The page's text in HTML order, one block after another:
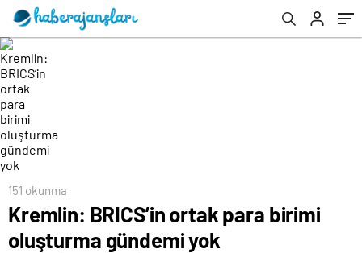
151 okunma
Kremlin: BRICS’in ortak para birimi
oluşturma gündemi yok